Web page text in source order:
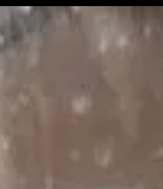
間経った頃・・・ はい、キタ！！...